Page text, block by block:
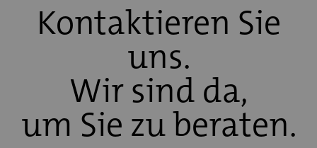
Kontaktieren Sie
uns.
Wir sind da,
um Sie zu beraten.